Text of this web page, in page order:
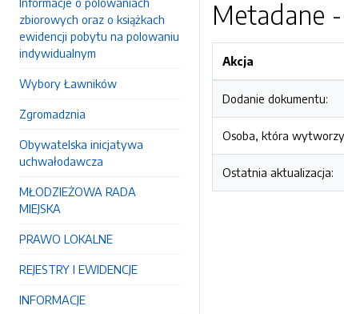
zbiorowych oraz o książkach
ewidencji pobytu na polowaniu
indywidualnym
Wybory Ławników
Zgromadznia
Obywatelska inicjatywa
uchwałodawcza
MŁODZIEŻOWA RADA
MIEJSKA
PRAWO LOKALNE
REJESTRY I EWIDENCJE
INFORMACJE
Metadane
Akcja
Dodanie dokumentu:
Osoba, która
Ostatnia aktualizacja: